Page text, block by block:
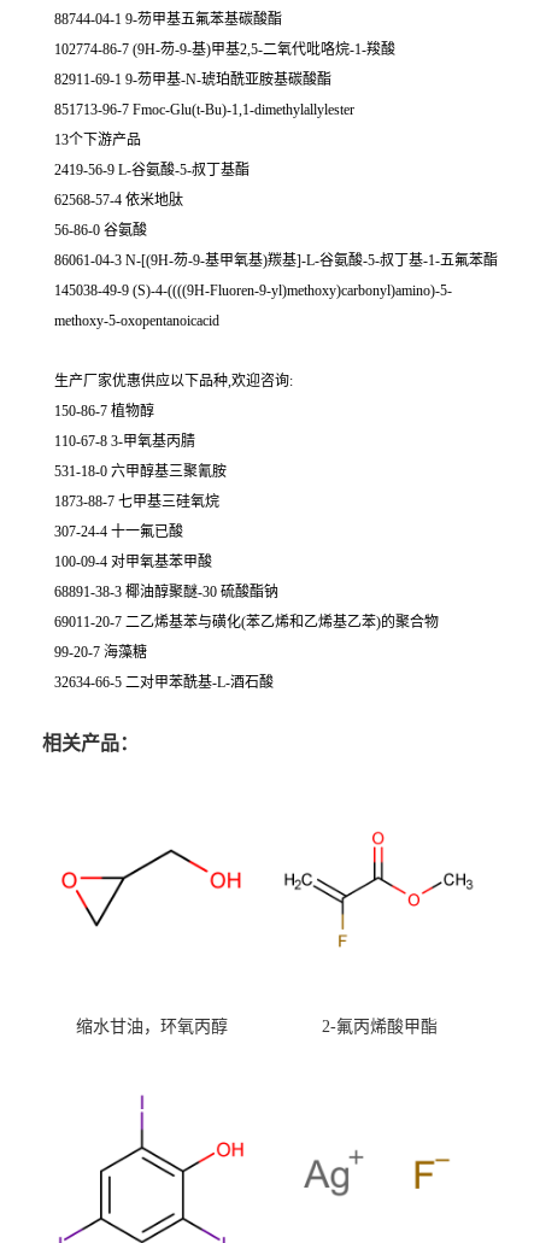
88744-04-1 9-芴甲基五氟苯基碳酸酯
102774-86-7 (9H-芴-9-基)甲基2,5-二氧代吡咯烷-1-羧酸
82911-69-1 9-芴甲基-N-琥珀酰亚胺基碳酸酯
851713-96-7 Fmoc-Glu(t-Bu)-1,1-dimethylallylester
13个下游产品
2419-56-9 L-谷氨酸-5-叔丁基酯
62568-57-4 依米地肽
56-86-0 谷氨酸
86061-04-3 N-[(9H-芴-9-基甲氧基)羰基]-L-谷氨酸-5-叔丁基-1-五氟苯酯
145038-49-9 (S)-4-((((9H-Fluoren-9-yl)methoxy)carbonyl)amino)-5-
methoxy-5-oxopentanoicacid
生产厂家优惠供应以下品种,欢迎咨询:
150-86-7 植物醇
110-67-8 3-甲氧基丙腈
531-18-0 六甲醇基三聚氰胺
1873-88-7 七甲基三硅氧烷
307-24-4 十一氟已酸
100-09-4 对甲氧基苯甲酸
68891-38-3 椰油醇聚醚-30 硫酸酯钠
69011-20-7 二乙烯基苯与磺化(苯乙烯和乙烯基乙苯)的聚合物
99-20-7 海藻糖
32634-66-5 二对甲苯酰基-L-酒石酸
相关产品：
缩水甘油，环氧丙醇 2-氟丙烯酸甲酯